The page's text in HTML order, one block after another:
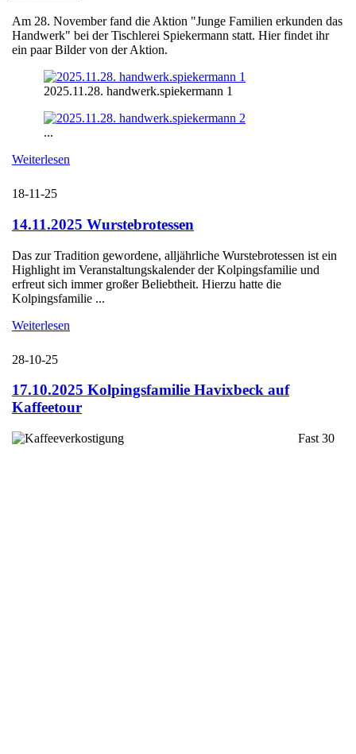
Am 28. November fand die Aktion "Junge Familien erkunden das
Handwerk" bei der Tischlerei Spiekermann statt. Hier findet ihr
ein paar Bilder von der Aktion.
2025.11.28. handwerk.spiekermann 1
...
Weiterlesen
18-11-25
14.11.2025 Wurstebrotessen
Das zur Tradition gewordene, alljährliche Wurstebrotessen ist ein
Highlight im Veranstaltungskalender der Kolpingsfamilie und
erfreut sich immer großer Beliebtheit. Hierzu hatte die
Kolpingsfamilie ...
Weiterlesen
28-10-25
17.10.2025 Kolpingsfamilie Havixbeck auf
Kaffeetour
Fast 30